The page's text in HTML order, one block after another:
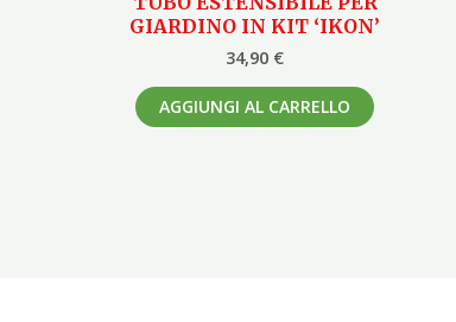
GIARDINO IN KIT ‘IKON’
34,90 €
AGGIUNGI AL CARRELLO